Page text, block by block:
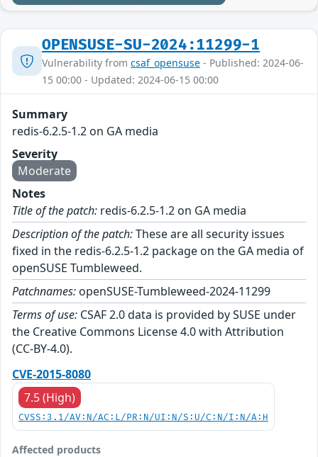
OPENSUSE-SU-2024:11299-1
Vulnerability from csaf_opensuse - Published: 2024-06-
15 00:00 - Updated: 2024-06-15 00:00
Summary
redis-6.2.5-1.2 on GA media
Severity
Moderate
Notes
Title of the patch: redis-6.2.5-1.2 on GA media
Description of the patch:These are all security issues
fixed in the redis-6.2.5-1.2 package on the GA media of
openSUSE Tumbleweed.
Patchnames: openSUSE-Tumbleweed-2024-11299
Terms of use: CSAF 2.0 data is provided by SUSE under
the Creative Commons License 4.0 with Attribution
(CC-BY-4.0).
CVE-2015-8080
7.5 (High)
CVSS:3.1/AV:N/AC:L/PR:N/UI:N/S:U/C:N/I:N/A:H
Affected products